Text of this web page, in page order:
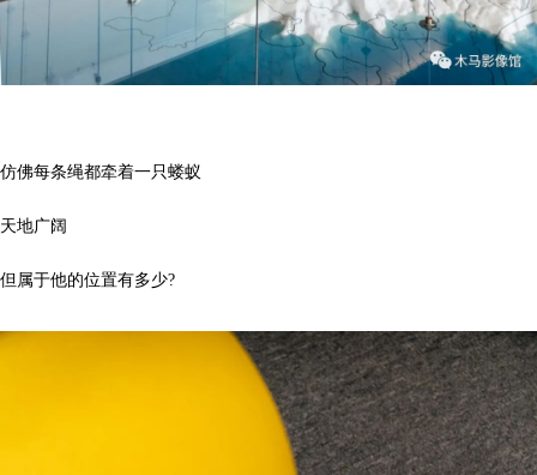
仿佛每条绳都牵着一只蝼蚁
天地广阔
但属于他的位置有多少?